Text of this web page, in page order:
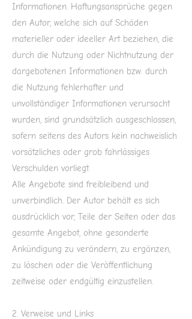
Informationen. Haftungsansprüche gegen
den Autor, welche sich auf Schäden
materieller oder ideeller Art beziehen, die
durch die Nutzung oder Nichtnutzung der
dargebotenen Informationen bzw. durch
die Nutzung fehlerhafter und
unvollständiger Informationen verursacht
wurden, sind grundsätzlich ausgeschlossen,
sofern seitens des Autors kein nachweislich
vorsätzliches oder grob fahrlässiges
Verschulden vorliegt.
Alle Angebote sind freibleibend und
unverbindlich. Der Autor behält es sich
ausdrücklich vor, Teile der Seiten oder das
gesamte Angebot, ohne gesonderte
Ankündigung zu verändern, zu ergänzen,
zu löschen oder die Veröffentlichung
zeitweise oder endgültig einzustellen.
2. Verweise und Links